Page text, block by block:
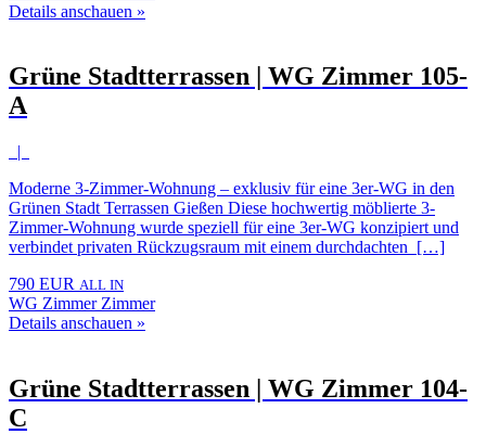
Details anschauen »
Grüne Stadtterrassen | WG Zimmer 105-
A
|
Moderne 3-Zimmer-Wohnung – exklusiv für eine 3er-WG in den
Grünen Stadt Terrassen Gießen Diese hochwertig möblierte 3-
Zimmer-Wohnung wurde speziell für eine 3er-WG konzipiert und
verbindet privaten Rückzugsraum mit einem durchdachten […]
790 EUR ALL IN
WG Zimmer Zimmer
Details anschauen »
Grüne Stadtterrassen | WG Zimmer 104-
C